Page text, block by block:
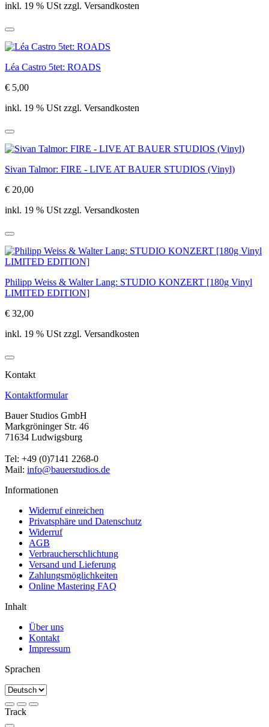
inkl. 19 % USt zzgl. Versandkosten
Léa Castro 5tet: ROADS
€ 5,00
inkl. 19 % USt zzgl. Versandkosten
Sivan Talmor: FIRE - LIVE AT BAUER STUDIOS (Vinyl)
€ 20,00
inkl. 19 % USt zzgl. Versandkosten
Philipp Weiss & Walter Lang: STUDIO KONZERT [180g Vinyl
LIMITED EDITION]
€ 32,00
inkl. 19 % USt zzgl. Versandkosten
Kontakt
Kontaktformular
Bauer Studios GmbH
Markgröninger Str. 46
71634 Ludwigsburg
Tel: +49 (0)7141 2268-0
Mail: info@bauerstudios.de
Informationen
Widerruf einreichen
Privatsphäre und Datenschutz
Widerruf
AGB
Verbraucherschlichtung
Versand und Lieferung
Zahlungsmöglichkeiten
Online Mastering FAQ
Inhalt
Über uns
Kontakt
Impressum
Sprachen
Track